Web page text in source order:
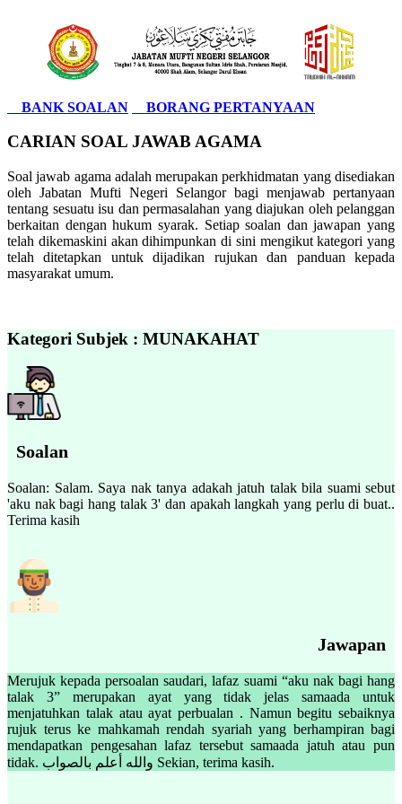
BANK SOALAN BORANG PERTANYAAN
CARIAN SOAL JAWAB AGAMA
Soal jawab agama adalah merupakan perkhidmatan yang disediakan
oleh Jabatan Mufti Negeri Selangor bagi menjawab pertanyaan
tentang sesuatu isu dan permasalahan yang diajukan oleh pelanggan
berkaitan dengan hukum syarak. Setiap soalan dan jawapan yang
telah dikemaskini akan dihimpunkan di sini mengikut kategori yang
telah ditetapkan untuk dijadikan rujukan dan panduan kepada
masyarakat umum.
Kategori Subjek : MUNAKAHAT
Soalan
Soalan: Salam. Saya nak tanya adakah jatuh talak bila suami sebut
'aku nak bagi hang talak 3' dan apakah langkah yang perlu di buat..
Terima kasih
Jawapan
Merujuk kepada persoalan saudari, lafaz suami “aku nak bagi hang
talak 3” merupakan ayat yang tidak jelas samaada untuk
menjatuhkan talak atau ayat perbualan . Namun begitu sebaiknya
rujuk terus ke mahkamah rendah syariah yang berhampiran bagi
mendapatkan pengesahan lafaz tersebut samaada jatuh atau pun
tidak. والله أعلم بالصواب Sekian, terima kasih.